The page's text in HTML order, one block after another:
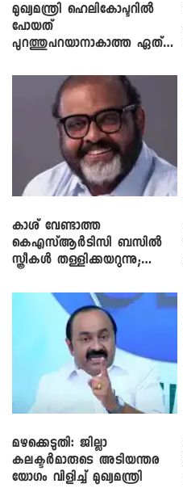
മുഖ്യമന്ത്രി ഹെലികോപ്ടറിൽ
പോയത്
പുറത്തുപറയാനാകാത്ത ഏത്
കാശ് വേണ്ടാത്ത
കെഎസ്ആർടിസി ബസിൽ
സ്ത്രീകൾ തള്ളിക്കയറുന്നു;
മഴക്കെടുതി: ജില്ലാ
കലക്ടർമാരുടെ അടിയന്തര
യോഗം വിളിച്ച് മുഖ്യമന്ത്രി